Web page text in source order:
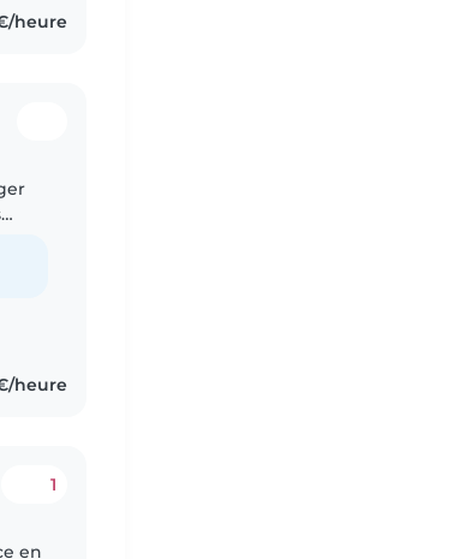
heure
heure
1
en